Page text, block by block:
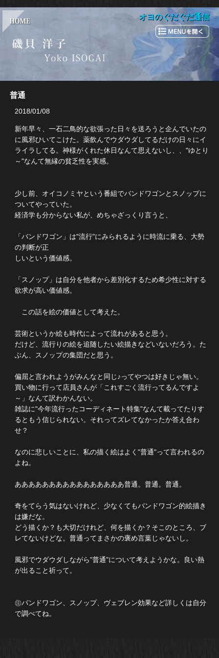
普通
2018/01/08
新年早々、一石二鳥的な欲張った日々を送ろうと企んでいたの
に風邪ひいてこけた。薬飲んでウダウダしてるだけの日々にイ
ライラしてる。神様がくれた休日なんて思えないし、、"ゆとり
～"なんて無縁の貧乏性を実感。
少し前、オイコノミヤという番組でバンドワゴンとスノップに
ついてやっていた。
経済学も分からない私が、めちゃざっくり言うと、
「バンドワゴン」は"流行"にみられるように時流に乗る、大勢
の判断が正
しいという価値感。
「スノップ」は自分を他者から差別化するため希少性に対する
欲求が高い価値感。
この話を絵の価値として考えた。
芸術というか絵も時代によって流れがあると思う。
だけど、流行りの絵を追随したい絵描きなどいないだろう。た
ぶん、スノップの集団だと思う。
偏屈と言われようがみんなと同じ♪ってやつは好きじゃ無い。
買い物に行って店員さんが「これすごく流行ってるんですよ
～」なんて訳わかんない。
雑誌に"今年流行ったコーディネート特集"なんて載ってたりす
るともう信じられない。それってズレてなかったか答え合わ
せ？
なのに悲しいことに、私の描く絵はよく"普通"って言われるの
よね。
ああああああああああああああああ普通。普通。普通。
奇をてらう気はないけれど、少なくてもバンドワゴン的絵描き
は嫌だな。
どう描くか？も大切だけれど、何を描くか？そこのところ、ブ
レてないけどな。普通ってまさかの褒め言葉じゃないし。
風邪でウダウダしながら"普通"について考えようかな。良い熱
が出ること祈って。
㊟バンドワゴン、スノップ、ヴェブレン効果など詳しくは自分
で調べてね。
オヨのぐだぐだ通信